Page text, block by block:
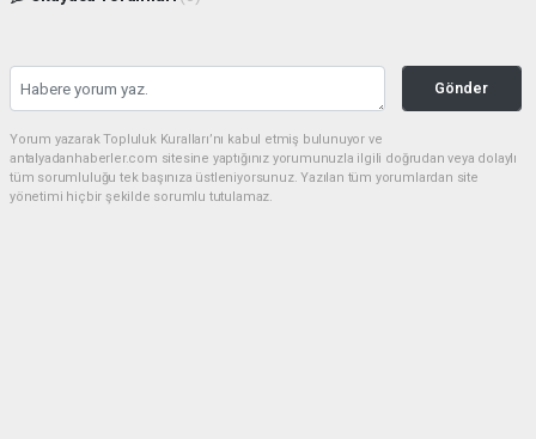
Gönder
Yorum yazarak Topluluk Kuralları’nı kabul etmiş bulunuyor ve
antalyadanhaberler.com sitesine yaptığınız yorumunuzla ilgili doğrudan veya dolaylı
tüm sorumluluğu tek başınıza üstleniyorsunuz. Yazılan tüm yorumlardan site
yönetimi hiçbir şekilde sorumlu tutulamaz.